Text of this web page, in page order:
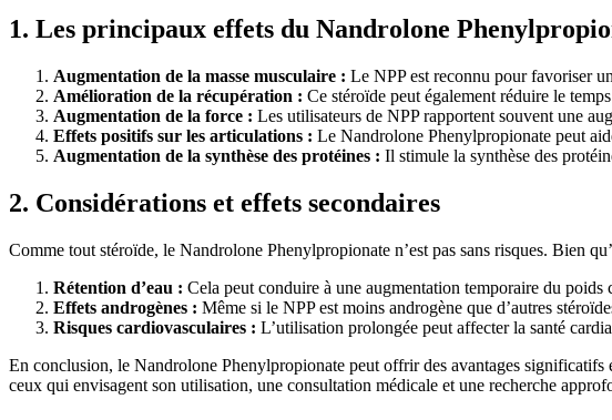
1. Les principaux effets du Nandrolone
Augmentation de la masse musculaire : Le NPP est reconnu pour favoriser
Amélioration de la récupération : Ce stéroïde peut également réduire le
Augmentation de la force : Les utilisateurs de NPP rapportent souvent une
Effets positifs sur les articulations : Le Nandrolone Phenylpropionate peut
Augmentation de la synthèse des protéines : Il stimule la synthèse des
2. Considérations et effets secondaires
Comme tout stéroïde, le Nandrolone Phenylpropionate n’est pas sans risques. Bien
Rétention d’eau : Cela peut conduire à une augmentation temporaire du poids
Effets androgènes : Même si le NPP est moins androgène que d’autres
Risques cardiovasculaires : L’utilisation prolongée peut affecter la santé
En conclusion, le Nandrolone Phenylpropionate peut offrir des avantages
ceux qui envisagent son utilisation, une consultation médicale et une recherche